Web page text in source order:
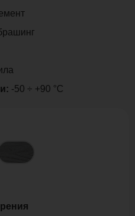
-50 ÷ +90 °C